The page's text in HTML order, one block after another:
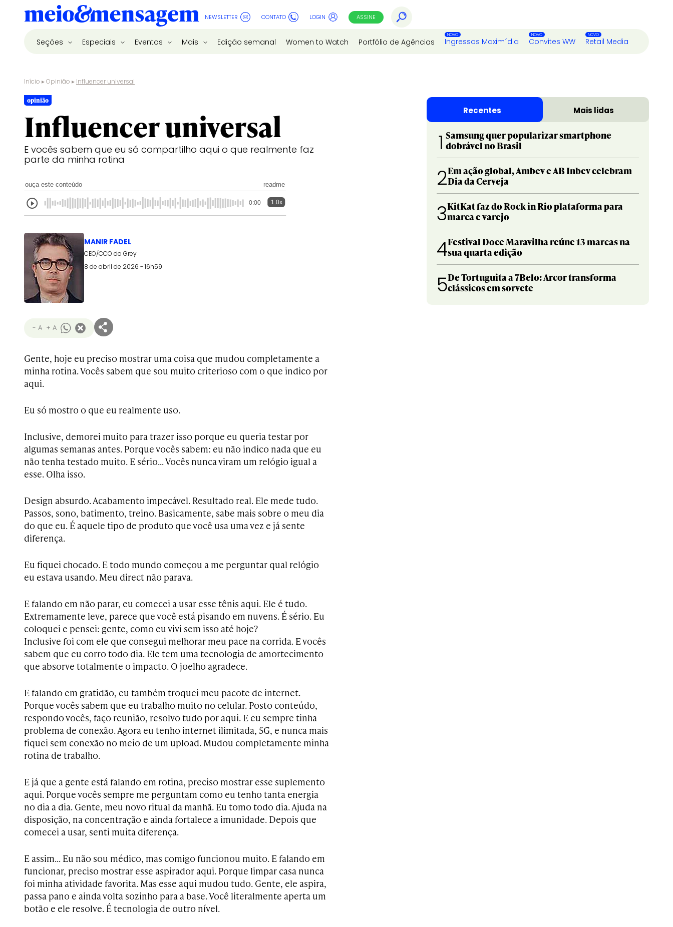
NEWSLETTER CONTATO LOGIN ASSINE
Seções Especiais Eventos Mais Edição semanal Women to Watch Portfólio de Agências Ingressos Maximídia Convites WW Retail Media
Início ▸Opinião ▸ Influencer universal
opinião
Influencer universal
E vocês sabem que eu só compartilho aqui o que realmente faz
parte da minha rotina
ouça este conteúdo readme
0:00 1.0x
MANIR FADEL
CEO/CCO da Grey
8 de abril de 2026 - 16h59
- A + A
Gente, hoje eu preciso mostrar uma coisa que mudou completamente a
minha rotina. Vocês sabem que sou muito criterioso com o que indico por
aqui.
Eu só mostro o que eu realmente uso.
Inclusive, demorei muito para trazer isso porque eu queria testar por
algumas semanas antes. Porque vocês sabem: eu não indico nada que eu
não tenha testado muito. E sério… Vocês nunca viram um relógio igual a
esse. Olha isso.
Design absurdo. Acabamento impecável. Resultado real. Ele mede tudo.
Passos, sono, batimento, treino. Basicamente, sabe mais sobre o meu dia
do que eu. É aquele tipo de produto que você usa uma vez e já sente
diferença.
Eu fiquei chocado. E todo mundo começou a me perguntar qual relógio
eu estava usando. Meu direct não parava.
E falando em não parar, eu comecei a usar esse tênis aqui. Ele é tudo.
Extremamente leve, parece que você está pisando em nuvens. É sério. Eu
coloquei e pensei: gente, como eu vivi sem isso até hoje?
Inclusive foi com ele que consegui melhorar meu pace na corrida. E vocês
sabem que eu corro todo dia. Ele tem uma tecnologia de amortecimento
que absorve totalmente o impacto. O joelho agradece.
E falando em gratidão, eu também troquei meu pacote de internet.
Porque vocês sabem que eu trabalho muito no celular. Posto conteúdo,
respondo vocês, faço reunião, resolvo tudo por aqui. E eu sempre tinha
problema de conexão. Agora eu tenho internet ilimitada, 5G, e nunca mais
fiquei sem conexão no meio de um upload. Mudou completamente minha
rotina de trabalho.
E já que a gente está falando em rotina, preciso mostrar esse suplemento
aqui. Porque vocês sempre me perguntam como eu tenho tanta energia
no dia a dia. Gente, meu novo ritual da manhã. Eu tomo todo dia. Ajuda na
disposição, na concentração e ainda fortalece a imunidade. Depois que
comecei a usar, senti muita diferença.
E assim… Eu não sou médico, mas comigo funcionou muito. E falando em
funcionar, preciso mostrar esse aspirador aqui. Porque limpar casa nunca
foi minha atividade favorita. Mas esse aqui mudou tudo. Gente, ele aspira,
passa pano e ainda volta sozinho para a base. Você literalmente aperta um
botão e ele resolve. É tecnologia de outro nível.
Recentes Mais lidas
1 Samsung quer popularizar smartphone
dobrável no Brasil
2Em ação global, Ambev e AB Inbev celebram
Dia da Cerveja
3KitKat faz do Rock in Rio plataforma para
marca e varejo
4Festival Doce Maravilha reúne 13 marcas na
sua quarta edição
5De Tortuguita a 7Belo: Arcor transforma
clássicos em sorvete